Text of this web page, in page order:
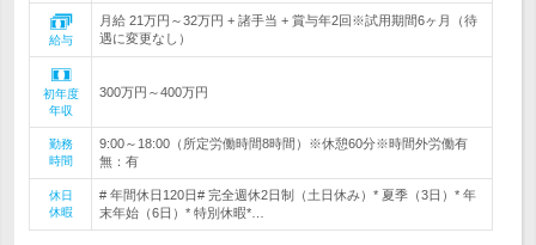
給与
月給 21万円～32万円 + 諸手当 + 賞与年2回※試用期間6ヶ月（待
遇に変更なし）
初年度
年収
300万円～400万円
勤務
時間
9:00～18:00（所定労働時間8時間）※休憩60分※時間外労働有
無：有
休日
休暇
# 年間休日120日# 完全週休2日制（土日休み）* 夏季（3日）* 年
末年始（6日）* 特別休暇*…